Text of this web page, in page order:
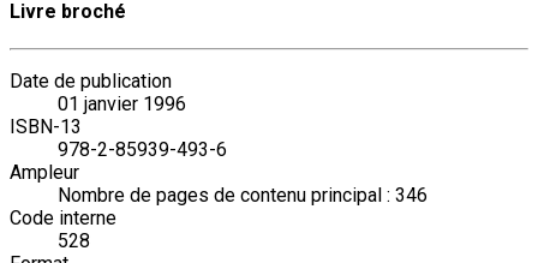
Livre broché
Date de publication
01 janvier 1996
ISBN-13
978-2-85939-493-6
Ampleur
Nombre de pages de contenu principal : 346
Code interne
528